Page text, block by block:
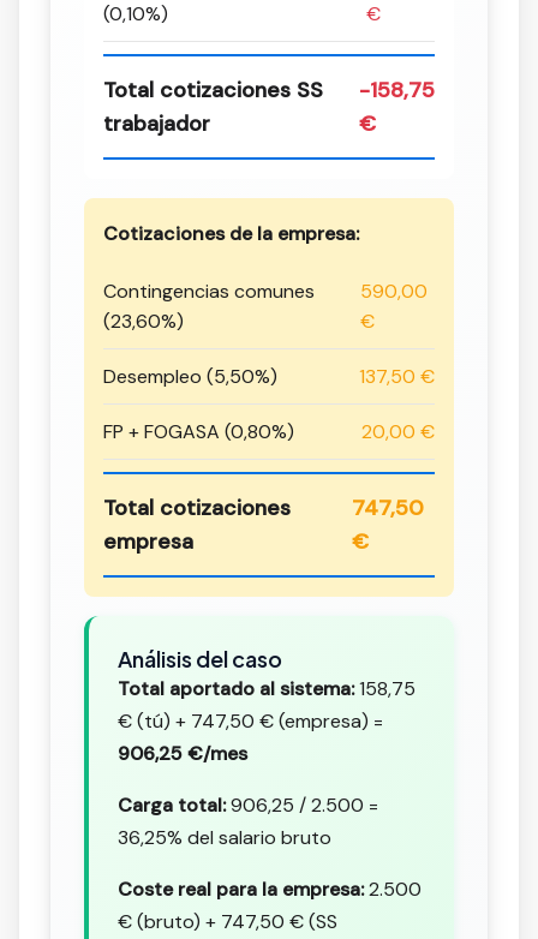
(0,10%)
€
Total cotizaciones SS
trabajador
-158,75
€
Cotizaciones de la empresa:
Contingencias comunes
(23,60%)
590,00
€
Desempleo (5,50%) 137,50 €
FP + FOGASA (0,80%) 20,00 €
Total cotizaciones
empresa
747,50
€
Análisis del caso
Total aportado al sistema:158,75
€ (tú) + 747,50 € (empresa) =
906,25 €/mes
Carga total:906,25 / 2.500 =
36,25% del salario bruto
Coste real para la empresa:2.500
€ (bruto) + 747,50 € (SS